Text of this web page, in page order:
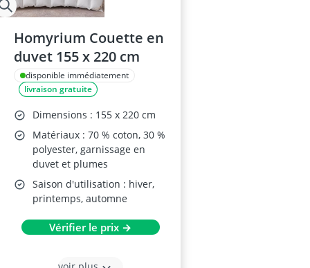
Homyrium Couette en
duvet 155 x 220 cm
disponible immédiatement
livraison gratuite
Dimensions : 155 x 220 cm
Matériaux : 70 % coton, 30 %
polyester, garnissage en
duvet et plumes
Saison d'utilisation : hiver,
printemps, automne
Vérifier le prix →